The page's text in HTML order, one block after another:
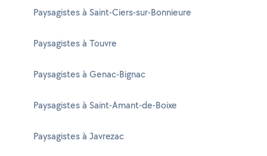
Paysagistes à Saint-Ciers-sur-Bonnieure
Paysagistes à Touvre
Paysagistes à Genac-Bignac
Paysagistes à Saint-Amant-de-Boixe
Paysagistes à Javrezac